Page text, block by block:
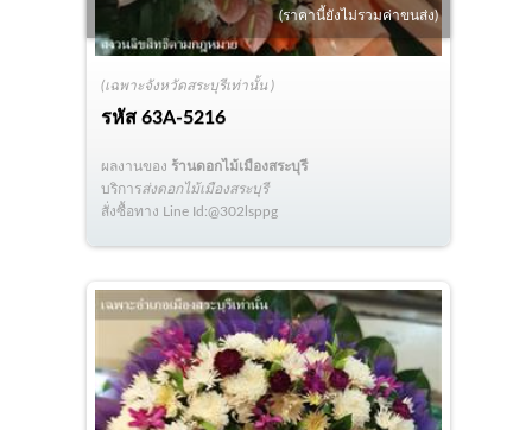
(เฉพาะจังหวัดสระบุรีเท่านั้น )
รหัส63A-5216
(ราคานี้ยังไม่รวมค่าขนส่ง)
ผลงานของ ร้านดอกไม้เมืองสระบุรี
บริการส่งดอกไม้เมืองสระบุรี
สั่งซื้อทาง Line Id:@302lsppg